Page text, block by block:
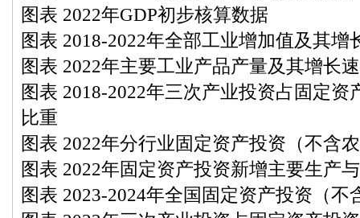
图表 2022年GDP初步核算数据
图表 2018-2022年全部工业增加值及其增
图表 2022年主要工业产品产量及其增长
图表 2018-2022年三次产业投资占固定资
比重
图表 2022年分行业固定资产投资（不含
图表 2022年固定资产投资新增主要生产
图表 2023-2024年全国固定资产投资（不